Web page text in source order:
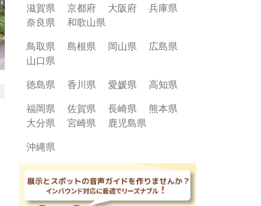
滋賀県
京都府 大阪府
兵庫県
奈良県
和歌山県
鳥取県
島根県 岡山県
広島県
山口県
徳島県
香川県 愛媛県
高知県
福岡県
佐賀県 長崎県
熊本県
大分県
宮崎県
鹿児島県
沖縄県